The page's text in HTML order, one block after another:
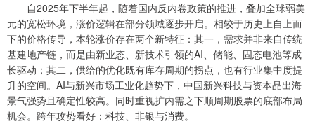
自2025年下半年起，随着国内反内卷政策的推进，叠加全球弱美
元的宽松环境，涨价逻辑在部分领域逐步开启。相较于历史上自上而
下的价格传导，本轮涨价存在两个新特征：其一，需求并非来自传统
基建地产链，而是由新业态、新技术引领的AI、储能、固态电池等成
长驱动；其二，供给的优化既有库存周期的拐点，也有行业集中度提
升的空间。AI与新兴市场工业化趋势下，中国新兴科技与资本品出海
景气强势且确定性较高。同时重视扩内需之下顺周期股票的底部布局
机会。跨年攻势看好：科技、非银与消费。